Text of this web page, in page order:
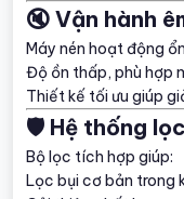
🔇 Vận hành
Máy nén hoạt động
Độ ồn thấp, phù hợp
Thiết kế tối ưu giúp
🛡️ Hệ thống
Bộ lọc tích hợp giúp:
Lọc bụi cơ bản trong